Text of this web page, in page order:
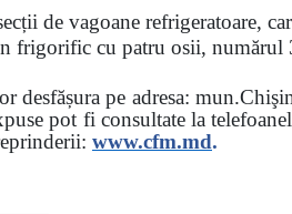
de vagoane refrigeratoare,
frigorific cu patru osii, numărul
desfășura pe adresa:
pot fi consultate la
www.cfm.md.